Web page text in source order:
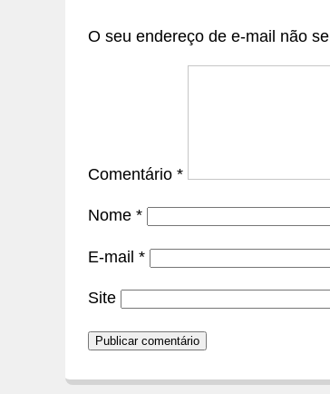
O seu endereço de e-mail não
Comentário *
Nome *
E-mail *
Site